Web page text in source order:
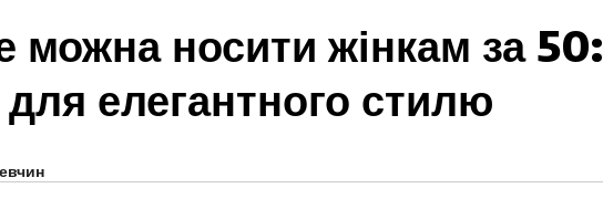
можна носити жінкам за 50:
для елегантного стилю